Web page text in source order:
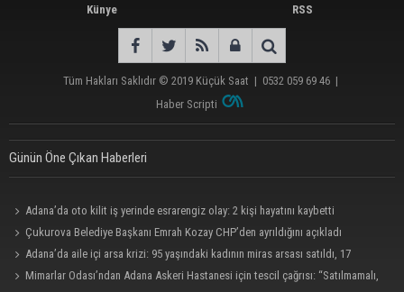
Künye
RSS
Tüm Hakları Saklıdır © 2019 Küçük Saat | 0532 059 69 46 |
Haber Scripti
Günün Öne Çıkan Haberleri
Adana’da oto kilit iş yerinde esrarengiz olay: 2 kişi hayatını kaybetti
Çukurova Belediye Başkanı Emrah Kozay CHP’den ayrıldığını açıkladı
Adana’da aile içi arsa krizi: 95 yaşındaki kadının miras arsası satıldı, 17
milyonun 13 milyonu harcandı
Mimarlar Odası’ndan Adana Askeri Hastanesi için tescil çağrısı: “Satılmamalı,